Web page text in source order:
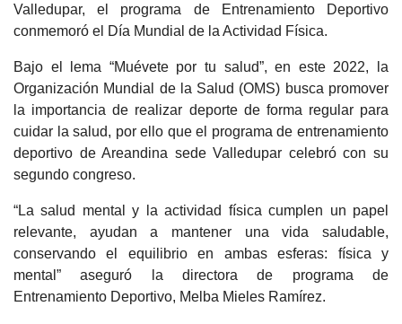
Valledupar, el programa de Entrenamiento Deportivo
conmemoró el Día Mundial de la Actividad Física.
Bajo el lema “Muévete por tu salud”, en este 2022, la
Organización Mundial de la Salud (OMS) busca promover
la importancia de realizar deporte de forma regular para
cuidar la salud, por ello que el programa de entrenamiento
deportivo de Areandina sede Valledupar celebró con su
segundo congreso.
“La salud mental y la actividad física cumplen un papel
relevante, ayudan a mantener una vida saludable,
conservando el equilibrio en ambas esferas: física y
mental” aseguró la directora de programa de
Entrenamiento Deportivo, Melba Mieles Ramírez.